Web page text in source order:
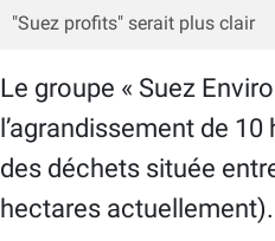
"Suez profits" serait plus clair
Le groupe « Suez
l’agrandissement de
des déchets située
hectares actuellement).